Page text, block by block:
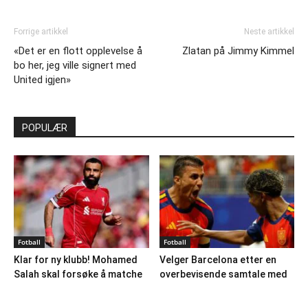
Forrige artikkel
«Det er en flott opplevelse å
bo her, jeg ville signert med
United igjen»
Neste artikkel
Zlatan på Jimmy Kimmel
POPULÆR
Fotball
Klar for ny klubb! Mohamed
Salah skal forsøke å matche
Fotball
Velger Barcelona etter en
overbevisende samtale med